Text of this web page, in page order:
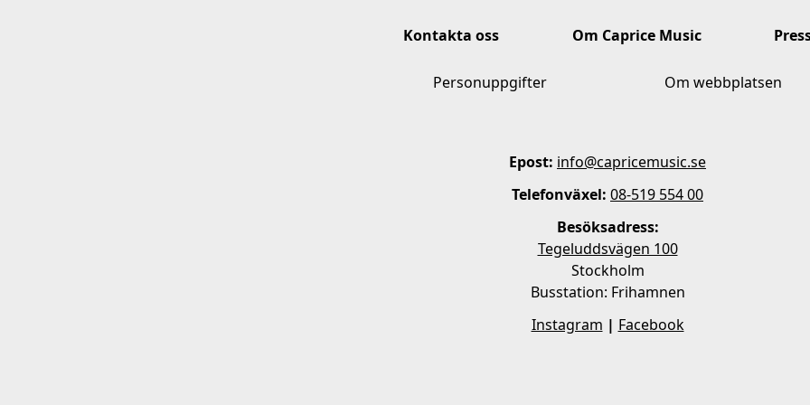
Kontakta oss Om Caprice Music
Personuppgifter Om webbplatsen
Epost: info@capricemusic.se
Telefonväxel: 08-519 554 00
Besöksadress:
Tegeluddsvägen 100
Stockholm
Busstation: Frihamnen
Instagram | Facebook